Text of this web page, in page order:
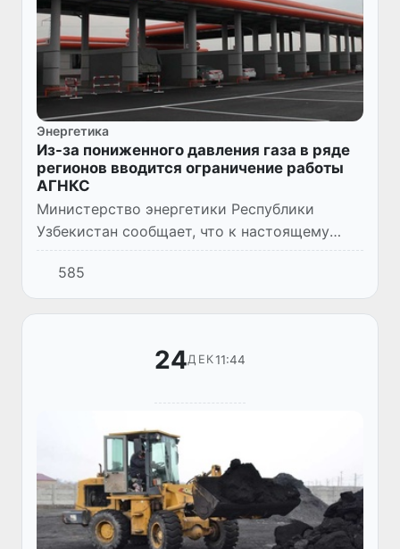
Энергетика
Из-за пониженного давления газа в ряде
регионов вводится ограничение работы
АГНКС
Министерство энергетики Республики
Узбекистан сообщает, что к настоящему
времени запущены и функционируют в
рабочем режиме все 14
газоперекачивающих агрегатов, которые
были наканун...
585
24ДЕК11:44